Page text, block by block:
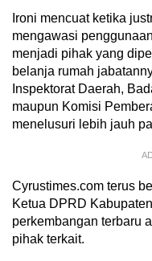
Ironi mencuat ketika
mengawasi
menjadi pihak yang
belanja rumah
Inspektorat Daerah,
maupun Komisi
menelusuri lebih jauh
Cyrustimes.com terus
Ketua DPRD
perkembangan terbaru
pihak terkait.